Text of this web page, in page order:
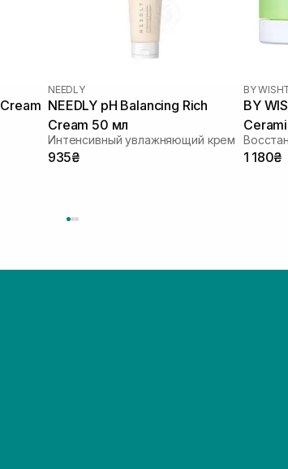
NEEDLY
NEEDLY pH Balancing Rich
Cream 50 мл
Интенсивный увлажняющий крем
935₴
BY
BY
1 180₴